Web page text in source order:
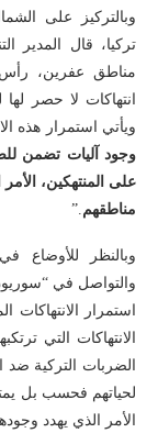
وبالتركيز على
تركيا، قال المدير
مناطق عفرين،
انتهاكات لا حصر
ويأتي استمرار هذه
وجود آليات تضمن
على المنتهكين،
مناطقهم .”
وبالنظر للأوضاع
والتواصل في
استمرار الانتهاكات
الانتهاكات التي
الضربات التركية ضد
لحياتهم فحسب بل
الأمر الذي يهدد